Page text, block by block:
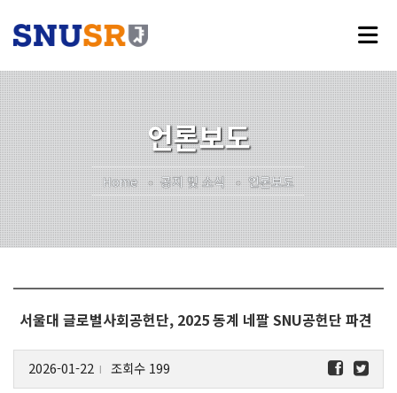
언론보도
Home 공지 및 소식 언론보도
서울대 글로벌사회공헌단, 2025 동계 네팔 SNU공헌단 파견
2026-01-22 조회수 199